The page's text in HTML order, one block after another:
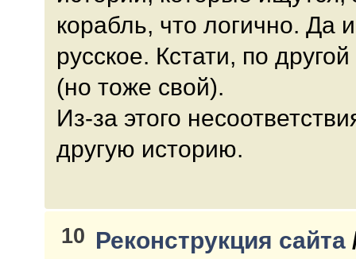
корабль, что логично. Да
русское. Кстати, по
(но тоже свой).
Из-за этого
другую историю.
10 Реконструкция сайта